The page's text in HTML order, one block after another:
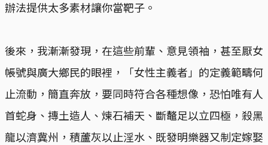
辦法提供太多素材讓你當靶子。
後來，我漸漸發現，在這些前輩、意見領袖，甚至厭女
帳號與廣大鄉民的眼裡，「女性主義者」的定義範疇何
止流動，簡直奔放，要同時符合各種想像，恐怕唯有人
首蛇身、摶土造人、煉石補天、斷鼇足以立四極，殺黑
龍以濟冀州，積蘆灰以止淫水、既發明樂器又制定嫁娶